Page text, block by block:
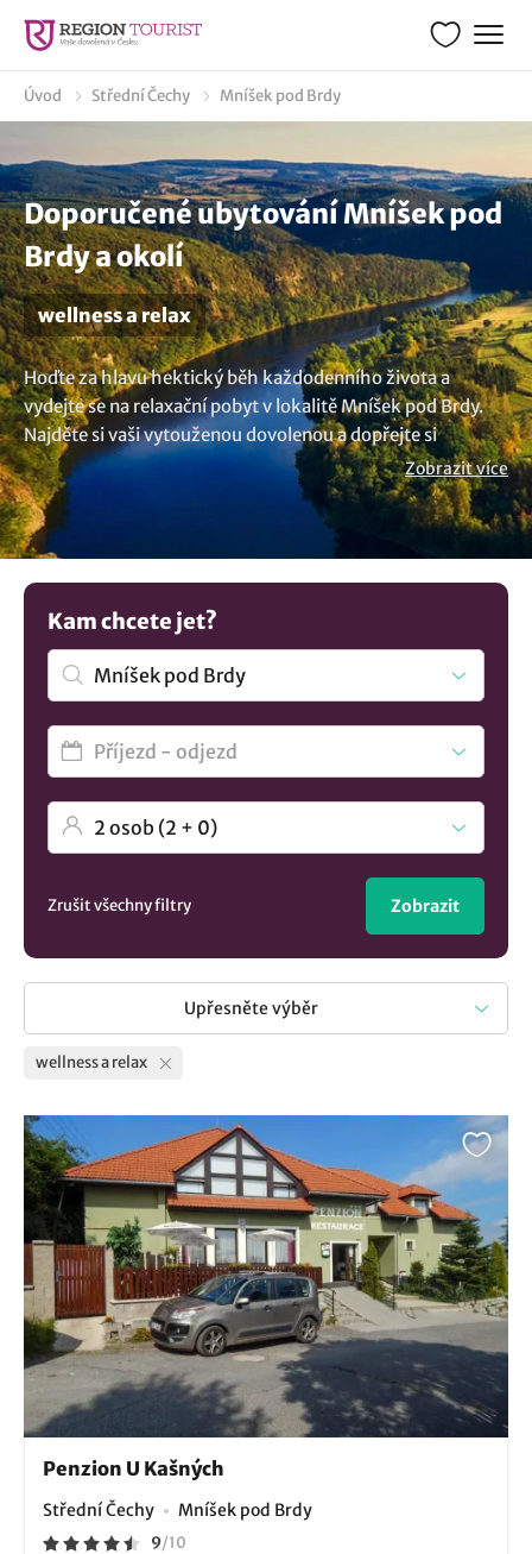
Úvod Střední Čechy Mníšek pod Brdy
Doporučené ubytování Mníšek pod
Brdy a okolí
wellness a relax
Hoďte za hlavu hektický běh každodenního života a
vydejte se na relaxační pobyt v lokalitě Mníšek pod Brdy.
Najděte si vaši vytouženou dovolenou a dopřejte si
odpočinku v podobě masáží, wellness procedur nebo
relaxu ve vířivce či v sauně. Vyberte si vhodné ubytování a
užijte si okouzlující chvíle ve wellness centru. Koukněte na
nabízené wellness hotely a penziony. Jistě si vyberte
některé z nabízených pobytových balíčků. Nevybrali jste
si? Mrkněte na všechna
Brdy.
Zobrazit více
Kam chcete jet?
Zrušit všechny filtry Zobrazit
Upřesněte výběr
wellness a relax
Penzion U Kašných
Střední Čechy Mníšek pod Brdy
9/10